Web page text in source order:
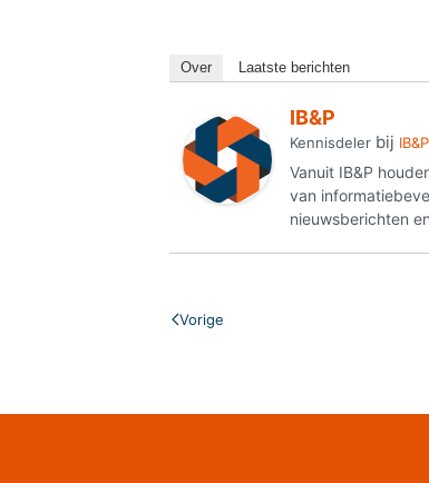
Over Laatste berichten
IB&P
Kennisdeler bij IB&P
Vanuit IB&P
van
nieuwsberichten
Vorige